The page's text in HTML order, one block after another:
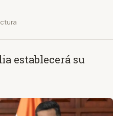
establecerá su